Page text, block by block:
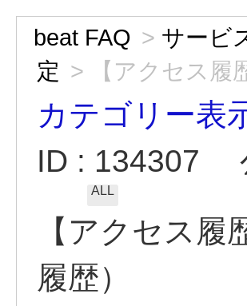
beat FAQ > サービ
定 > 【アクセス
カテゴリー表
ID : 134307
ALL
【アクセス
履歴）